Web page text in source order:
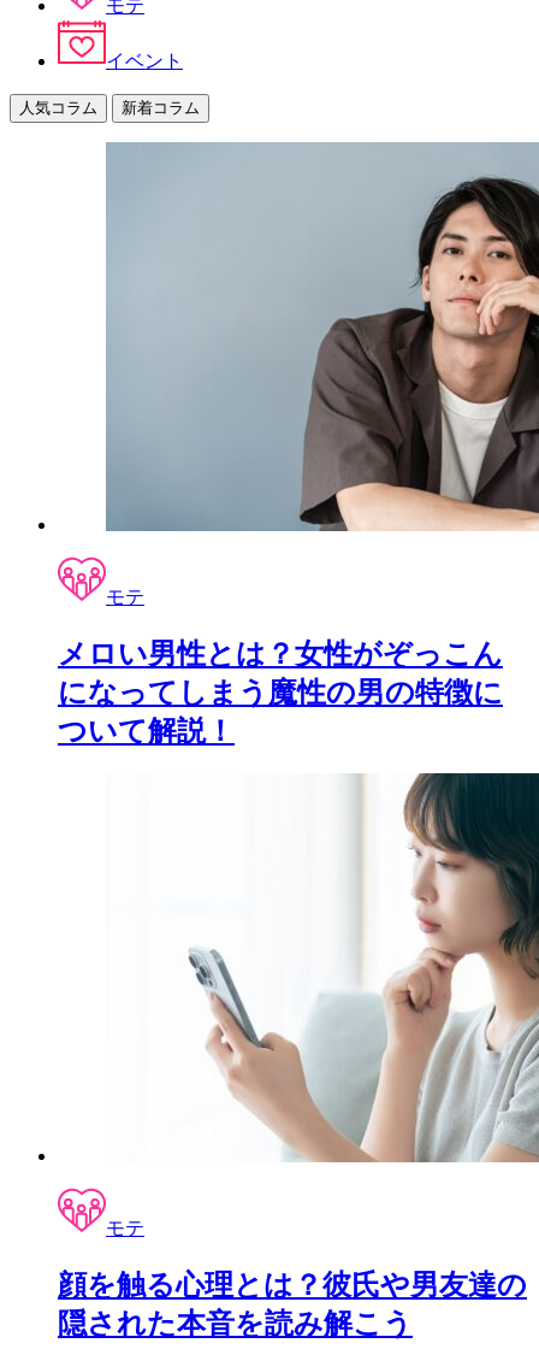
モテ
イベント
人気コラム 新着コラム
モテ
メロい男性とは？女性がぞっこん
になってしまう魔性の男の特徴に
ついて解説！
モテ
顔を触る心理とは？彼氏や男友達の
隠された本音を読み解こう